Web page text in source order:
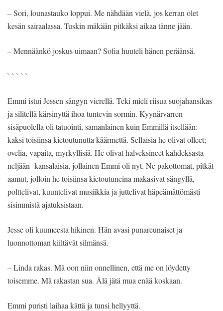
– Sori, lounastauko loppui. Me nähdään vielä, jos kerran olet
kesän sairaalassa. Tuskin mäkään pitkäksi aikaa tänne jään.
– Mennäänkö joskus uimaan? Sofia huuteli hänen peräänsä.
` ` ` ` `
Emmi istui Jessen sängyn vierellä. Teki mieli riisua suojahansikas
ja silitellä kärsinyttä ihoa tuntevin sormin. Kyynärvarren
sisäpuolella oli tatuointi, samanlainen kuin Emmillä itsellään:
kaksi toisiinsa kietoutunutta käärmettä. Sellaisia he olivat olleet;
ovelia, vapaita, myrkyllisiä. He olivat halveksineet kahdeksasta
neljään -kansalaisia, jollainen Emmi oli nyt. Ne pakottomat, pitkät
aamut, jolloin he toisiinsa kietoutuneina makasivat sängyllä,
polttelivat, kuuntelivat musiikkia ja juttelivat häpeämättömästi
sisimmistä ajatuksistaan.
Jesse oli kuumeesta hikinen. Hän avasi punareunaiset ja
luonnottoman kiiltävät silmänsä.
– Linda rakas. Mä oon niin onnellinen, että me on löydetty
toisemme. Mä rakastan sua. Älä jätä mua enää koskaan.
Emmi puristi laihaa kättä ja tunsi hellyyttä.